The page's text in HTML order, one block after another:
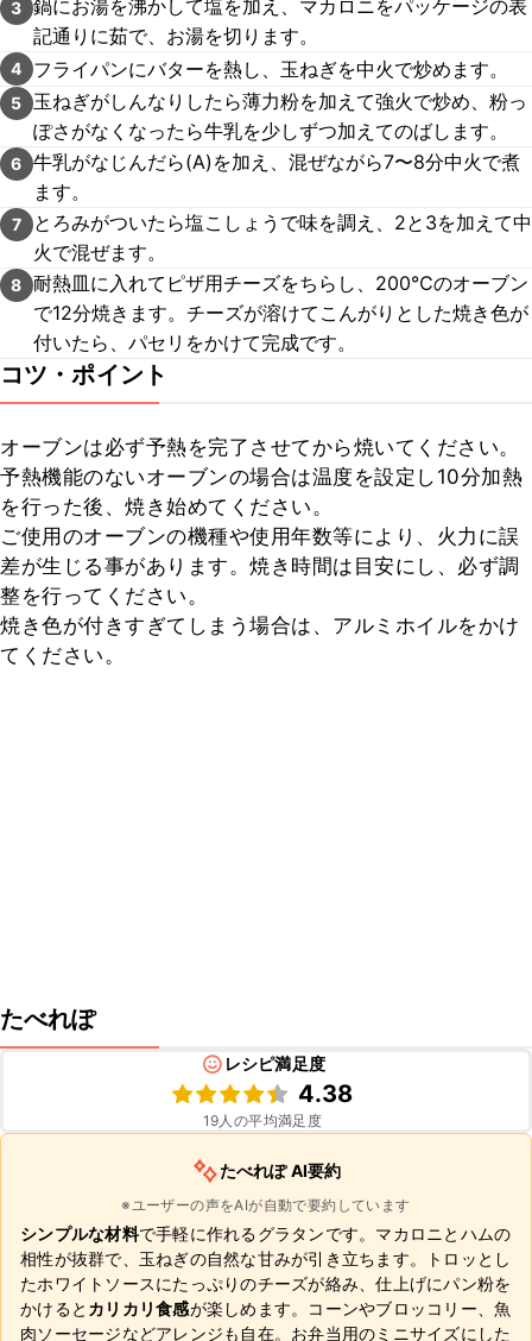
3 鍋にお湯を沸かして塩を加え、マカロニをパッケージの表
記通りに茹で、お湯を切ります。
4 フライパンにバターを熱し、玉ねぎを中火で炒めます。
5
玉ねぎがしんなりしたら薄力粉を加えて強火で炒め、粉っ
ぽさがなくなったら牛乳を少しずつ加えてのばします。
6 牛乳がなじんだら(A)を加え、混ぜながら7〜8分中火で煮
ます。
7
とろみがついたら塩こしょうで味を調え、2と3を加えて中
火で混ぜます。
8 耐熱皿に入れてピザ用チーズをちらし、200℃のオーブン
で12分焼きます。チーズが溶けてこんがりとした焼き色が
付いたら、パセリをかけて完成です。
コツ・ポイント
オーブンは必ず予熱を完了させてから焼いてください。
予熱機能のないオーブンの場合は温度を設定し10分加熱
を行った後、焼き始めてください。
ご使用のオーブンの機種や使用年数等により、火力に誤
差が生じる事があります。焼き時間は目安にし、必ず調
整を行ってください。
焼き色が付きすぎてしまう場合は、アルミホイルをかけ
てください。
たべれぽ
レシピ満足度
4.38
19人の平均満足度
たべれぽ AI要約
※ユーザーの声をAIが自動で要約しています
シンプルな材料で手軽に作れるグラタンです。マカロニとハムの
相性が抜群で、玉ねぎの自然な甘みが引き立ちます。トロッとし
たホワイトソースにたっぷりのチーズが絡み、仕上げにパン粉を
かけると カリカリ食感が楽しめます。コーンやブロッコリー、魚
肉ソーセージなどアレンジも自在。お弁当用のミニサイズにした